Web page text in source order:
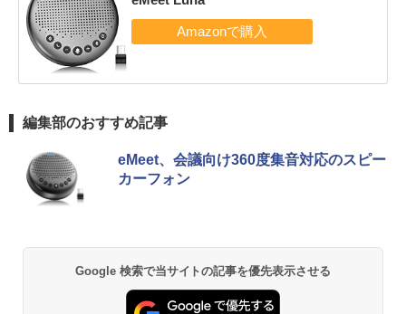
編集部のおすすめ記事
eMeet、会議向け360度集音対応のスピー
カーフォン
Google 検索で当サイトの記事を優先表示させる